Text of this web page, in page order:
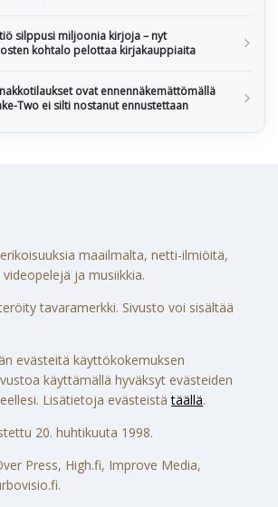
silppusi miljoonia kirjoja – nyt
kohtalo pelottaa kirjakauppiaita
ovat ennennäkemättömällä
Two ei silti nostanut ennustettaan
maailmalta, netti-ilmiöitä,
ja musiikkia.
tavaramerkki. Sivusto voi sisältää
evästeitä käyttökokemuksen
käyttämällä hyväksyt evästeiden
Lisätietoja evästeistätäällä.
20. huhtikuuta 1998.
Press, High.fi, Improve Media,